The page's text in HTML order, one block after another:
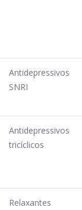
Antidepressivos
SNRI
Antidepressivos
tricíclicos
Relaxantes